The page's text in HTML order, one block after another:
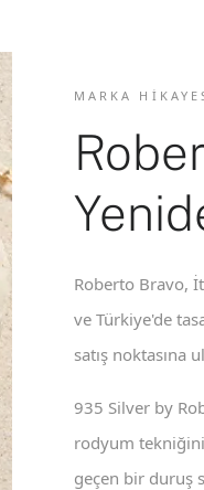
MARKA
Roberto Bravo,
ve Türkiye'de
satış noktasına
935 Silver by
rodyum
geçen bir duruş